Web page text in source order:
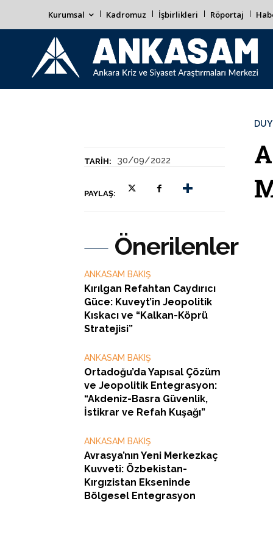
Kurumsal Kadromuz İşbirlikleri Röportaj
TARIH: 30/09/2022
PAYLAŞ:
Önerilenler
ANKASAM BAKIŞ
Kırılgan Refahtan Caydırıcı
Güce: Kuveyt’in Jeopolitik
Kıskacı ve “Kalkan-Köprü
Stratejisi”
ANKASAM BAKIŞ
Ortadoğu’da Yapısal Çözüm
ve Jeopolitik Entegrasyon:
“Akdeniz-Basra Güvenlik,
İstikrar ve Refah Kuşağı”
ANKASAM BAKIŞ
Avrasya’nın Yeni Merkezkaç
Kuvveti: Özbekistan-
Kırgızistan Ekseninde
Bölgesel Entegrasyon